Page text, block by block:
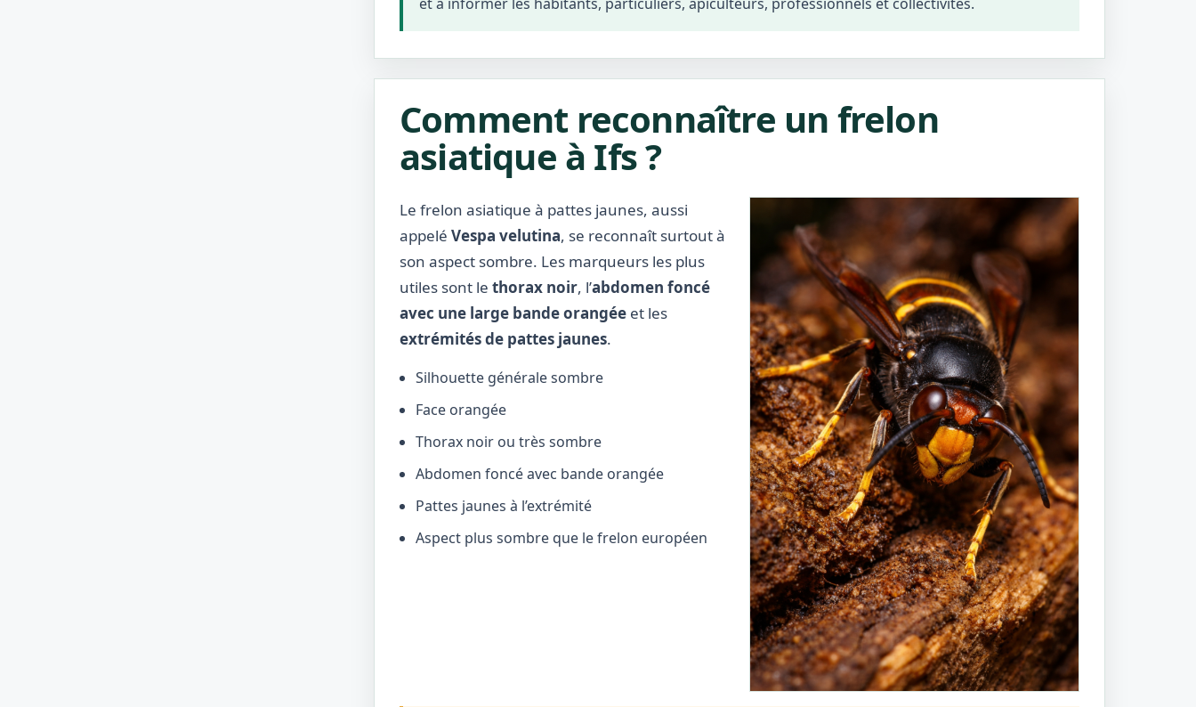
Comment reconnaître un frelon
asiatique à Ifs ?
Le frelon asiatique à pattes jaunes, aussi
appelé Vespa velutina, se reconnaît surtout à
son aspect sombre. Les marqueurs les plus
utiles sont le thorax noir, l’abdomen foncé
avec une large bande orangée et les
extrémités de pattes jaunes.
Silhouette générale sombre
Face orangée
Thorax noir ou très sombre
Abdomen foncé avec bande orangée
Pattes jaunes à l’extrémité
Aspect plus sombre que le frelon européen